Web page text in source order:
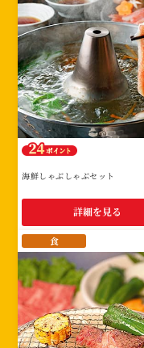
海鮮しゃぶしゃぶセット
詳細を見る
食